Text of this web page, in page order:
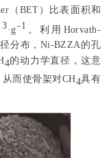
（BET）比表面积和
3·g-1 。利用Horvath-
分布，Ni-BZZA的孔
4的动力学直径，这意
而使骨架对CH4具有